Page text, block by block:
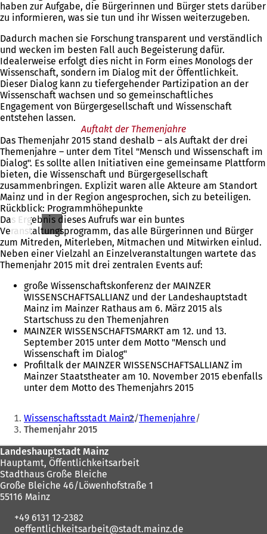
haben zur Aufgabe, die Bürgerinnen und Bürger stets darüber
zu informieren, was sie tun und ihr Wissen weiterzugeben.
Dadurch machen sie Forschung transparent und verständlich
und wecken im besten Fall auch Begeisterung dafür.
Idealerweise erfolgt dies nicht in Form eines Monologs der
Wissenschaft, sondern im Dialog mit der Öffentlichkeit.
Dieser Dialog kann zu tiefergehender Partizipation an der
Wissenschaft wachsen und so gemeinschaftliches
Engagement von Bürgergesellschaft und Wissenschaft
entstehen lassen.
Auftakt der Themenjahre
Das Themenjahr 2015 stand deshalb – als Auftakt der drei
Themenjahre – unter dem Titel "Mensch und Wissenschaft im
Dialog". Es sollte allen Initiativen eine gemeinsame Plattform
bieten, die Wissenschaft und Bürgergesellschaft
zusammenbringen. Explizit waren alle Akteure am Standort
Mainz und in der Region angesprochen, sich zu beteiligen.
Rückblick: Programmhöhepunkte
Das Ergebnis dieses Aufrufs war ein buntes
Veranstaltungsprogramm, das alle Bürgerinnen und Bürger
zum Mitreden, Miterleben, Mitmachen und Mitwirken einlud.
Neben einer Vielzahl an Einzelveranstaltungen wartete das
Themenjahr 2015 mit drei zentralen Events auf:
große Wissenschaftskonferenz der MAINZER
WISSENSCHAFTSALLIANZ und der Landeshauptstadt
Mainz im Mainzer Rathaus am 6. März 2015 als
Startschuss zu den Themenjahren
MAINZER WISSENSCHAFTSMARKT am 12. und 13.
September 2015 unter dem Motto "Mensch und
Wissenschaft im Dialog"
Profiltalk der MAINZER WISSENSCHAFTSALLIANZ im
Mainzer Staatstheater am 10. November 2015 ebenfalls
unter dem Motto des Themenjahrs 2015
Sie
befinden
sich
hier:
Wissenschaftsstadt Mainz Themenjahre
Themenjahr 2015
Fußbereich
Landeshauptstadt Mainz
Hauptamt, Öffentlichkeitsarbeit
Stadthaus Große Bleiche
Große Bleiche 46/Löwenhofstraße 1
55116 Mainz
+49 6131 12-2382
oeffentlichkeitsarbeit
stadt.mainz de